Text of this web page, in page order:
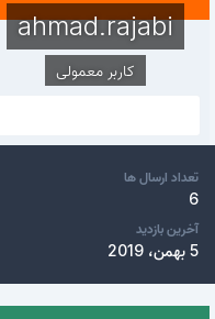
ahmad.rajabi
کاربر معمولی
تعداد ارسال ها
6
آخرین بازدید
5 بهمن، 2019